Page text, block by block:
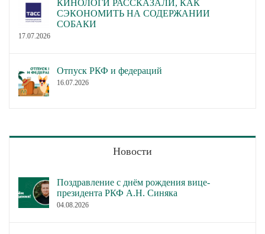
КИНОЛОГИ РАССКАЗАЛИ, КАК
СЭКОНОМИТЬ НА СОДЕРЖАНИИ
СОБАКИ
17.07.2026
Отпуск РКФ и федераций
16.07.2026
Новости
Поздравление с днём рождения вице-
президента РКФ А.Н. Синяка
04.08.2026